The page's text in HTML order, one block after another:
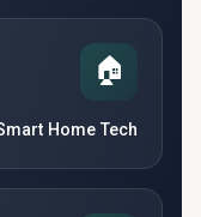
🏠
Home Tech